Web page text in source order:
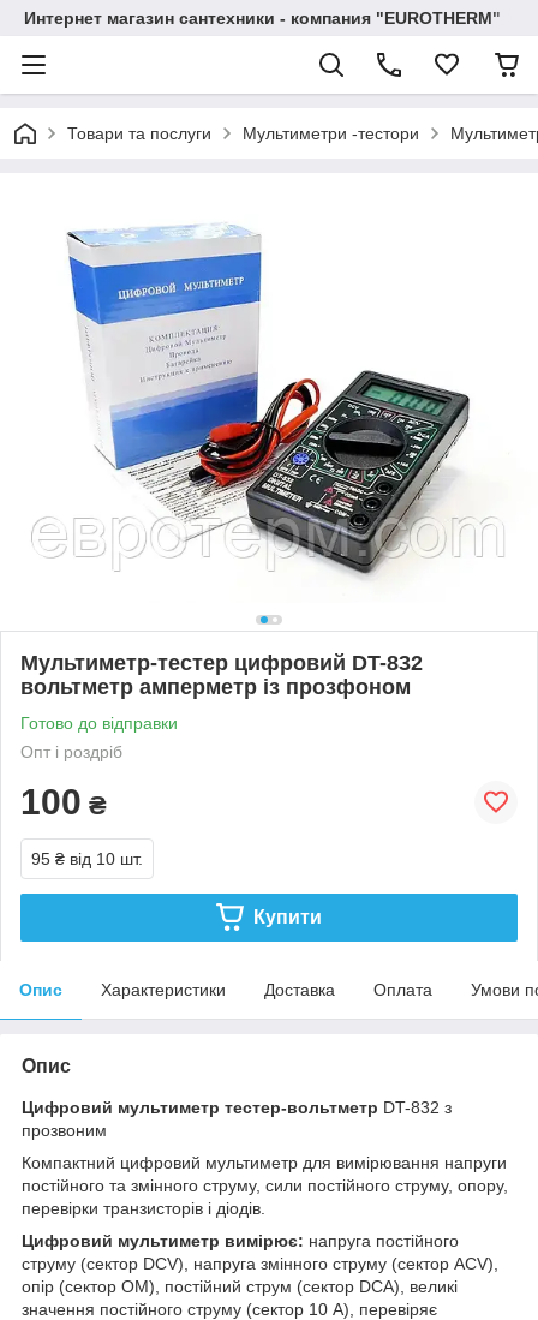
Интернет магазин сантехники - компания "EUROTHERM"
Товари та послуги Мультиметри -тестори
Мультиметр-тестер цифровий DT-832
вольтметр амперметр із прозфоном
Готово до відправки
Опт і роздріб
100 ₴
95 ₴ від 10 шт.
Купити
Опис Характеристики Доставка Оплата Умови
Опис
Цифровий мультиметр тестер-вольтметр DT-832 з
прозвоним
Компактний цифровий мультиметр для вимірювання напруги
постійного та змінного струму, сили постійного струму, опору,
перевірки транзисторів і діодів.
Цифровий мультиметр вимірює: напруга постійного
струму (сектор DCV), напруга змінного струму (сектор ACV),
опір (сектор ОМ), постійний струм (сектор DCA), великі
значення постійного струму (сектор 10 А), перевіряє